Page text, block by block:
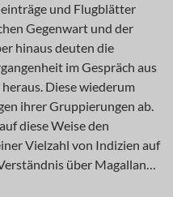
und Flugblätter
Gegenwart und der
hinaus deuten die
im Gespräch aus
Diese wiederum
ihrer Gruppierungen ab.
diese Weise den
Vielzahl von Indizien auf
über Magallan…